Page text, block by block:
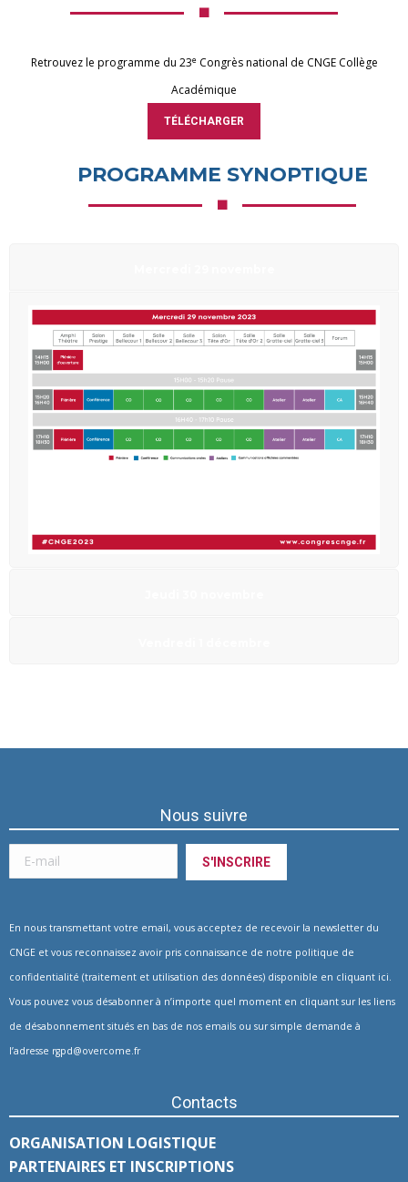
Retrouvez le programme du 23eCongrès national de CNGE Collège
Académique
TÉLÉCHARGER
PROGRAMME SYNOPTIQUE
Nous suivre
En nous transmettant votre email, vous acceptez de recevoir la newsletter du
CNGE et vous reconnaissez avoir pris connaissance de notre politique de
confidentialité (traitement et utilisation des données) disponible en cliquant ici
Vous pouvez vous désabonner à n’importe quel moment en cliquant sur les liens
de désabonnement situés en bas de nos emails ou sur simple demande à
l’adresse rgpd@overcome.fr
Contacts
ORGANISATION LOGISTIQUE
PARTENAIRES ET INSCRIPTIONS